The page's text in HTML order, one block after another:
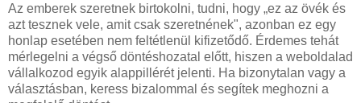
Az emberek szeretnek birtokolni, tudni, hogy „ez az övék és
azt tesznek vele, amit csak szeretnének", azonban ez egy
honlap esetében nem feltétlenül kifizetődő. Érdemes tehát
mérlegelni a végső döntéshozatal előtt, hiszen a weboldalad
vállalkozod egyik alappillérét jelenti. Ha bizonytalan vagy a
választásban, keress bizalommal és segítek meghozni a